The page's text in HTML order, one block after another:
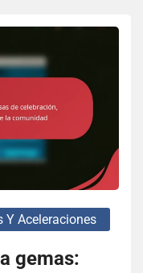
Y Aceleraciones
gemas: